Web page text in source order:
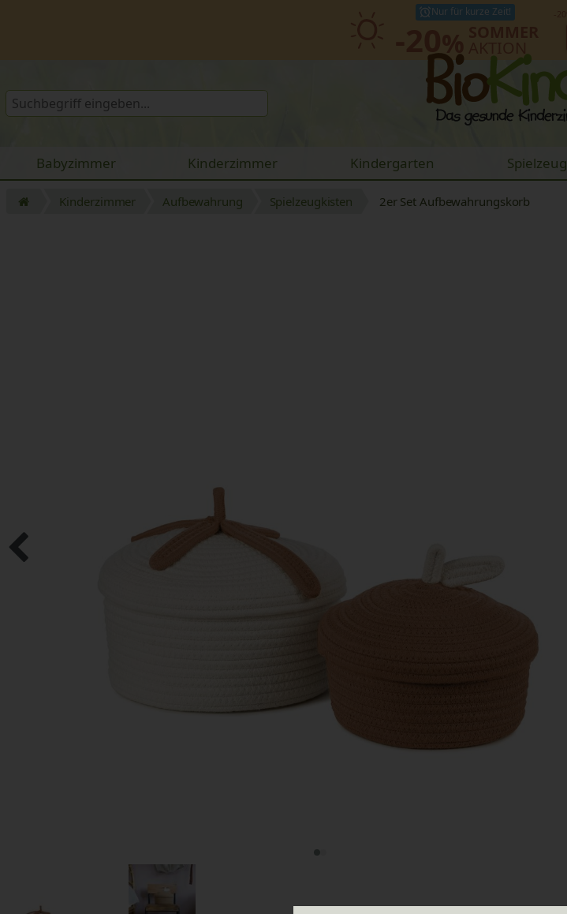
Nur für kurze Zeit!
Babyzimmer Kinderzimmer Kindergarten Spielzeug
Kinderzimmer Aufbewahrung Spielzeugkisten 2er Set Aufbewahrungskorb